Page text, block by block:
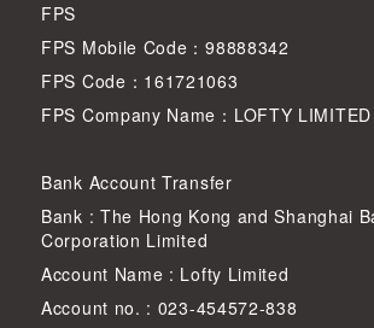
FPS
FPS Mobile Code：98888342
FPS Code：161721063
FPS Company Name：LOFTY LIMITED
Bank Account Transfer
Bank : The Hong Kong and Shanghai
Corporation Limited
Account Name : Lofty Limited
Account no. : 023-454572-838